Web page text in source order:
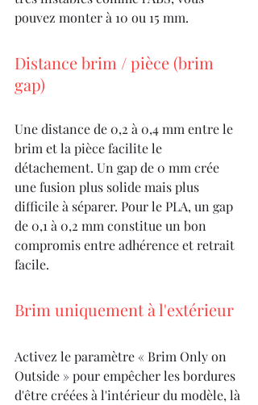
pouvez monter à 10 ou 15 mm.
Distance brim / pièce (brim
gap)
Une distance de 0,2 à 0,4 mm entre le
brim et la pièce facilite le
détachement. Un gap de 0 mm crée
une fusion plus solide mais plus
difficile à séparer. Pour le PLA, un gap
de 0,1 à 0,2 mm constitue un bon
compromis entre adhérence et retrait
facile.
Brim uniquement à l'extérieur
Activez le paramètre « Brim Only on
Outside » pour empêcher les bordures
d'être créées à l'intérieur du modèle, là